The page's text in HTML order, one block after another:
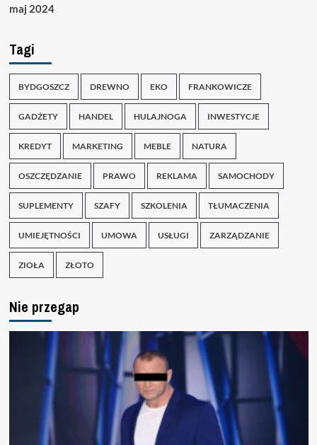
maj 2024
Tagi
BYDGOSZCZ DREWNO EKO FRANKOWICZE
GADŻETY HANDEL HULAJNOGA INWESTYCJE
KREDYT MARKETING MEBLE NATURA
OSZCZĘDZANIE PRAWO REKLAMA SAMOCHODY
SUPLEMENTY SZAFY SZKOLENIA TŁUMACZENIA
UMIEJĘTNOŚCI UMOWA USŁUGI ZARZĄDZANIE
ZIOŁA ZŁOTO
Nie przegap